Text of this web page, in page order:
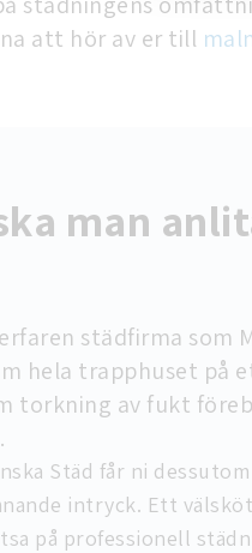
att hör av er till
man
städfirma som
hela trapphuset på
torkning av fukt
Städ får ni
intryck. Ett
på professionell